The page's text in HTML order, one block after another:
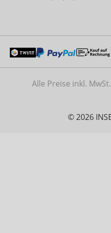
Alle Preise inkl.
© 2026